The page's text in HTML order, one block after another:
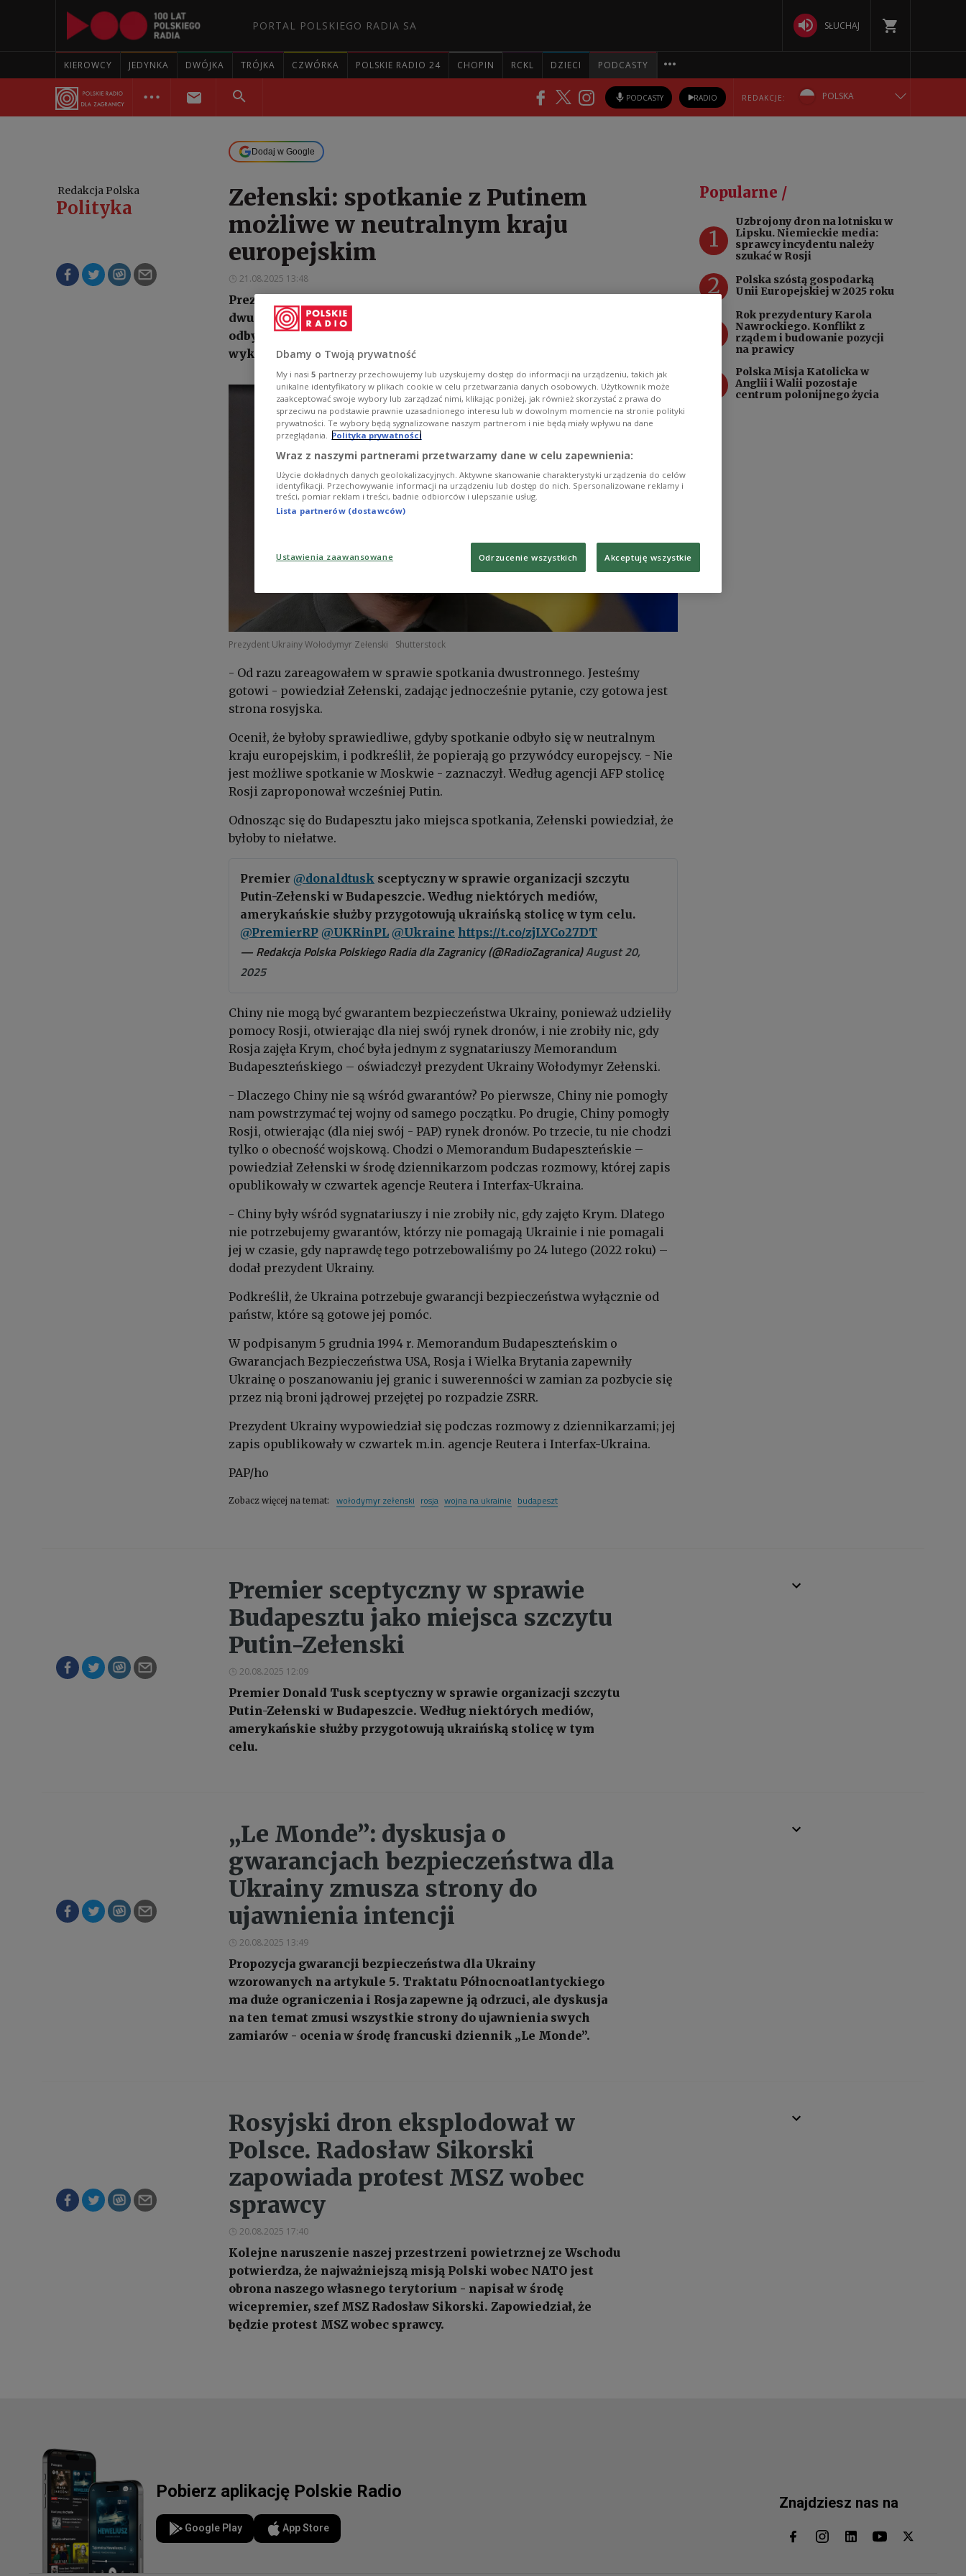
PORTAL POLSKIEGO RADIA SA SŁUCHAJ
KIEROWCY JEDYNKA DWÓJKA TRÓJKA CZWÓRKA POLSKIE RADIO 24 CHOPIN RCKL DZIECI PODCASTY
PODCASTY RADIO REDAKCJE: POLSKA
РУССКИЙ
УКРАЇНСЬКА
Dodaj w Google
Redakcja Polska
Polityka
Zełenski: spotkanie z Putinem
możliwe w neutralnym kraju
europejskim
21.08.2025 13:48
Prezydent Ukrainy Wołodymyr Zełenski powiedział, że jego potencjalne
dwustronne spotkanie z przywódcą Rosji Władimirem Putinem mogłoby
odbyć się w neutralnym kraju europejskim, a także w Turcji. Ponownie
wykluczył Moskwę jako miejsce rozmów.
Prezydent Ukrainy Wołodymyr Zełenski Shutterstock
- Od razu zareagowałem w sprawie spotkania dwustronnego. Jesteśmy
gotowi - powiedział Zełenski, zadając jednocześnie pytanie, czy gotowa jest
strona rosyjska.
Ocenił, że byłoby sprawiedliwe, gdyby spotkanie odbyło się w neutralnym
kraju europejskim, i podkreślił, że popierają go przywódcy europejscy. - Nie
jest możliwe spotkanie w Moskwie - zaznaczył. Według agencji AFP stolicę
Rosji zaproponował wcześniej Putin.
Odnosząc się do Budapesztu jako miejsca spotkania, Zełenski powiedział, że
byłoby to niełatwe.
Premier @donaldtusk sceptyczny w sprawie organizacji szczytu
Putin-Zełenski w Budapeszcie. Według niektórych mediów,
amerykańskie służby przygotowują ukraińską stolicę w tym celu.
@PremierRP @UKRinPL @Ukraine https://t.co/zjLYCo27DT
— Redakcja Polska Polskiego Radia dla Zagranicy (@RadioZagranica)August 20,
2025
Chiny nie mogą być gwarantem bezpieczeństwa Ukrainy, ponieważ udzieliły
pomocy Rosji, otwierając dla niej swój rynek dronów, i nie zrobiły nic, gdy
Rosja zajęła Krym, choć była jednym z sygnatariuszy Memorandum
Budapeszteńskiego – oświadczył prezydent Ukrainy Wołodymyr Zełenski.
- Dlaczego Chiny nie są wśród gwarantów? Po pierwsze, Chiny nie pomogły
nam powstrzymać tej wojny od samego początku. Po drugie, Chiny pomogły
Rosji, otwierając (dla niej swój - PAP) rynek dronów. Po trzecie, tu nie chodzi
tylko o obecność wojskową. Chodzi o Memorandum Budapeszteńskie –
powiedział Zełenski w środę dziennikarzom podczas rozmowy, której zapis
opublikowały w czwartek agencje Reutera i Interfax-Ukraina.
- Chiny były wśród sygnatariuszy i nie zrobiły nic, gdy zajęto Krym. Dlatego
nie potrzebujemy gwarantów, którzy nie pomagają Ukrainie i nie pomagali
jej w czasie, gdy naprawdę tego potrzebowaliśmy po 24 lutego (2022 roku) –
dodał prezydent Ukrainy.
Podkreślił, że Ukraina potrzebuje gwarancji bezpieczeństwa wyłącznie od
państw, które są gotowe jej pomóc.
W podpisanym 5 grudnia 1994 r. Memorandum Budapeszteńskim o
Gwarancjach Bezpieczeństwa USA, Rosja i Wielka Brytania zapewniły
Ukrainę o poszanowaniu jej granic i suwerenności w zamian za pozbycie się
przez nią broni jądrowej przejętej po rozpadzie ZSRR.
Prezydent Ukrainy wypowiedział się podczas rozmowy z dziennikarzami; jej
zapis opublikowały w czwartek m.in. agencje Reutera i Interfax-Ukraina.
PAP/ho
Zobacz więcej na temat: wołodymyr zełenski rosja wojna na ukrainie budapeszt
Popularne /
1
Uzbrojony dron na lotnisku w
Lipsku. Niemieckie media:
sprawcy incydentu należy
szukać w Rosji
2
Polska szóstą gospodarką
Unii Europejskiej w 2025 roku
Rok prezydentury Karola
Nawrockiego. Konflikt z
rządem i budowanie pozycji
na prawicy
Polska Misja Katolicka w
Anglii i Walii pozostaje
centrum polonijnego życia
Premier sceptyczny w sprawie
Budapesztu jako miejsca szczytu
Putin-Zełenski
20.08.2025 12:09
Premier Donald Tusk sceptyczny w sprawie organizacji szczytu
Putin-Zełenski w Budapeszcie. Według niektórych mediów,
amerykańskie służby przygotowują ukraińską stolicę w tym
celu.
„Le Monde”: dyskusja o
gwarancjach bezpieczeństwa dla
Ukrainy zmusza strony do
ujawnienia intencji
20.08.2025 13:49
Propozycja gwarancji bezpieczeństwa dla Ukrainy
wzorowanych na artykule 5. Traktatu Północnoatlantyckiego
ma duże ograniczenia i Rosja zapewne ją odrzuci, ale dyskusja
na ten temat zmusi wszystkie strony do ujawnienia swych
zamiarów - ocenia w środę francuski dziennik „Le Monde”.
Rosyjski dron eksplodował w
Polsce. Radosław Sikorski
zapowiada protest MSZ wobec
sprawcy
20.08.2025 17:40
Kolejne naruszenie naszej przestrzeni powietrznej ze Wschodu
potwierdza, że najważniejszą misją Polski wobec NATO jest
obrona naszego własnego terytorium - napisał w środę
wicepremier, szef MSZ Radosław Sikorski. Zapowiedział, że
będzie protest MSZ wobec sprawcy.
Pobierz aplikację Polskie Radio
Google Play App Store
Znajdziesz nas na
Dbamy o Twoją prywatność
My i nasi 5 partnerzy przechowujemy lub uzyskujemy dostęp do informacji na urządzeniu, takich jak
unikalne identyfikatory w plikach cookie w celu przetwarzania danych osobowych. Użytkownik może
zaakceptować swoje wybory lub zarządzać nimi, klikając poniżej, jak również skorzystać z prawa do
sprzeciwu na podstawie prawnie uzasadnionego interesu lub w dowolnym momencie na stronie polityki
prywatności. Te wybory będą sygnalizowane naszym partnerom i nie będą miały wpływu na dane
przeglądania. Polityka prywatności
Wraz z naszymi partnerami przetwarzamy dane w celu zapewnienia:
Użycie dokładnych danych geolokalizacyjnych. Aktywne skanowanie charakterystyki urządzenia do celów
identyfikacji. Przechowywanie informacji na urządzeniu lub dostęp do nich. Spersonalizowane reklamy i
treści, pomiar reklam i treści, badnie odbiorców i ulepszanie usług.
Lista partnerów (dostawców)
Ustawienia zaawansowane Odrzucenie wszystkich Akceptuję wszystkie